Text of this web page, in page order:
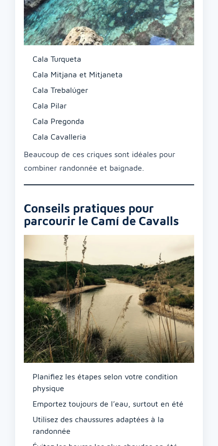
Cala Turqueta
Cala Mitjana et Mitjaneta
Cala Trebalúger
Cala Pilar
Cala Pregonda
Cala Cavalleria
Beaucoup de ces criques sont idéales pour
combiner randonnée et baignade.
Conseils pratiques pour
parcourir le Camí de Cavalls
Planifiez les étapes selon votre condition
physique
Emportez toujours de l’eau, surtout en été
Utilisez des chaussures adaptées à la
randonnée